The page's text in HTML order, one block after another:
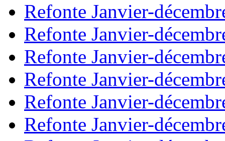
Refonte Janvier-
Refonte Janvier-
Refonte Janvier-
Refonte Janvier-
Refonte Janvier-
Refonte Janvier-